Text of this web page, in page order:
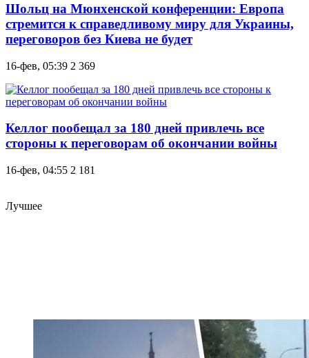
Шольц на Мюнхенской конференции: Европа
стремится к справедливому миру для Украины,
переговоров без Киева не будет
16-фев, 05:39 2 369
Келлог пообещал за 180 дней привлечь все
стороны к переговорам об окончании войны
16-фев, 04:55 2 181
Лучшее